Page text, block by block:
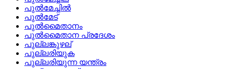
പുല്‍മേച്ചില്‍
പുല്‍മേട്
പുല്‍മൈതാനം
പുല്‍മൈതാന പ്രദേശം
പുല്ലങ്കുഴല്
പുല്ലരിയുക
പുല്ലരിയുന്ന യന്ത്രം